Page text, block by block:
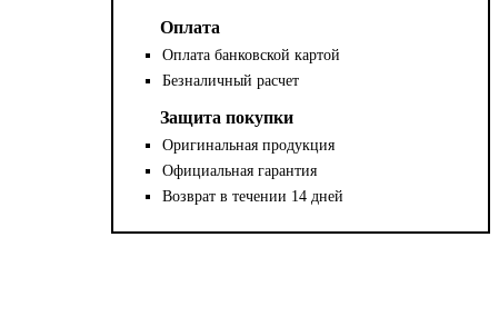
Оплата
Оплата банковской картой
Безналичный расчет
Защита покупки
Оригинальная продукция
Официальная гарантия
Возврат в течении 14 дней